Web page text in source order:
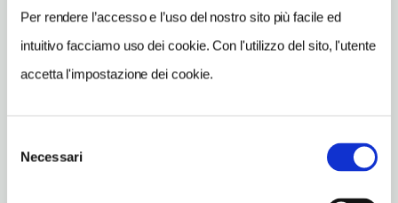
Per rendere l’accesso e l’uso del nostro sito più facile ed
intuitivo facciamo uso dei cookie. Con l'utilizzo del sito, l'utente
accetta l'impostazione dei cookie.
delNecessari
www.trattoriadaiolanda.com
INDIRIZZO EMAIL
jolanda.isoverde@gmail.com
TIPO DI CUCINA